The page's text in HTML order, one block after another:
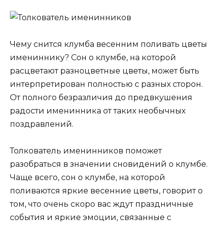
Чему снится клумба весенним поливать цветы
имениннику? Сон о клумбе, на которой
расцветают разноцветные цветы, может быть
интерпретирован полностью с разных сторон.
От полного безразличия до предвкушения
радости именинника от таких необычных
поздравлений.
Толкователь именинников поможет
разобраться в значении сновидений о клумбе.
Чаще всего, сон о клумбе, на которой
поливаются яркие весенние цветы, говорит о
том, что очень скоро вас ждут праздничные
события и яркие эмоции, связанные с